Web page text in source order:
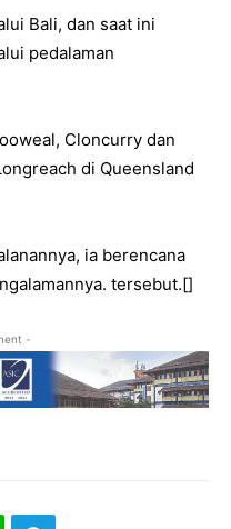
Bali, dan saat ini
pedalaman
Cloncurry dan
di Queensland
ia berencana
tersebut.[]
-